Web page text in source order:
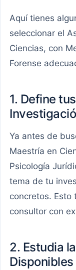
Aquí tienes
seleccionar el
Ciencias, con
Forense
1. Define
Ya antes de
Maestría en
Psicología
tema de tu
concretos. Esto
consultor con
2. Estudia
Disponibles